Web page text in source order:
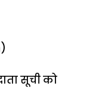
)
सूची को